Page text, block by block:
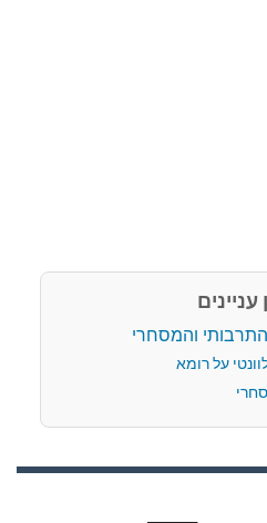
עניינים
והמסחרי
על רומא